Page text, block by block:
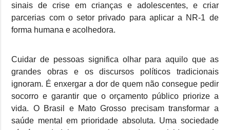
sinais de crise em crianças e adolescentes, e criar
parcerias com o setor privado para aplicar a NR-1 de
forma humana e acolhedora.
Cuidar de pessoas significa olhar para aquilo que as
grandes obras e os discursos políticos tradicionais
ignoram. É enxergar a dor de quem não consegue pedir
socorro e garantir que o orçamento público priorize a
vida. O Brasil e Mato Grosso precisam transformar a
saúde mental em prioridade absoluta. Uma sociedade